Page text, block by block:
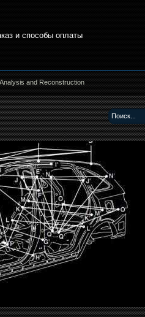
и способы оплаты
and Reconstruction